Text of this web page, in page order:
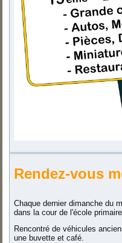
Rendez-vous
Chaque dernier dimanche du
dans la cour de l'école primaire.
Rencontré de véhicules
une buvette et café.